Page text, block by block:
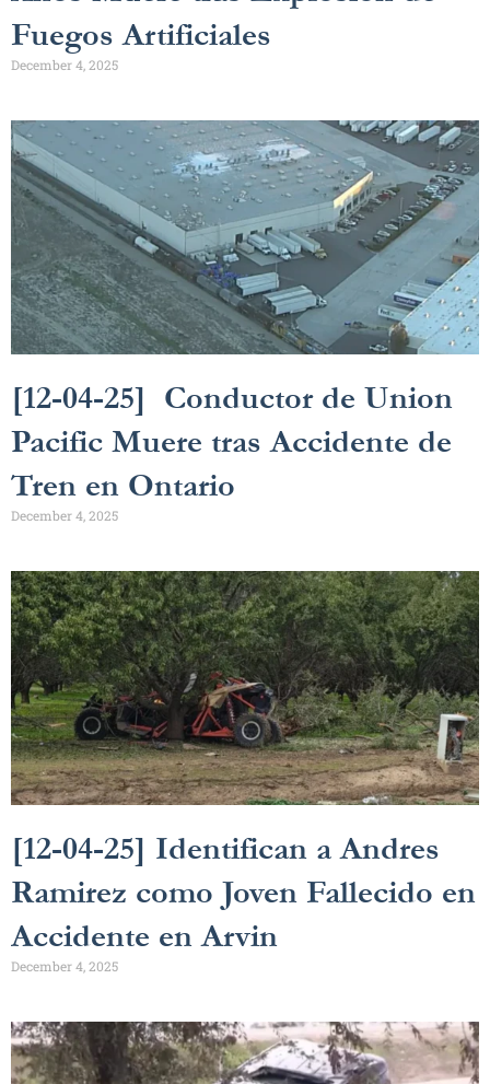
Fuegos Artificiales
December 4, 2025
[12-04-25] Conductor de Union
Pacific Muere tras Accidente de
Tren en Ontario
December 4, 2025
[12-04-25] Identifican a Andres
Ramirez como Joven Fallecido en
Accidente en Arvin
December 4, 2025